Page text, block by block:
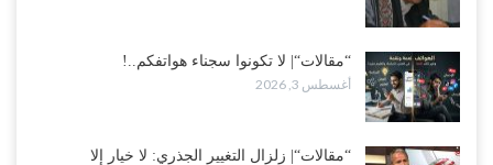
“مقالات“| لا تكونوا سجناء هواتفكم..!
أغسطس 3, 2026
“مقالات“| زلزال التغيير الجذري: لا خيار إلا